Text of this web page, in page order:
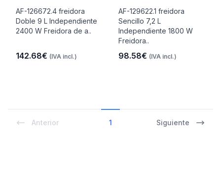
AF-126672.4 freidora
Doble 9 L Independiente
2400 W Freidora de a..
142.68€ (IVA incl.)
AF-129622.1 freidora
Sencillo 7,2 L
Independiente 1800 W
Freidora..
98.58€ (IVA incl.)
Anterior 1 Siguiente